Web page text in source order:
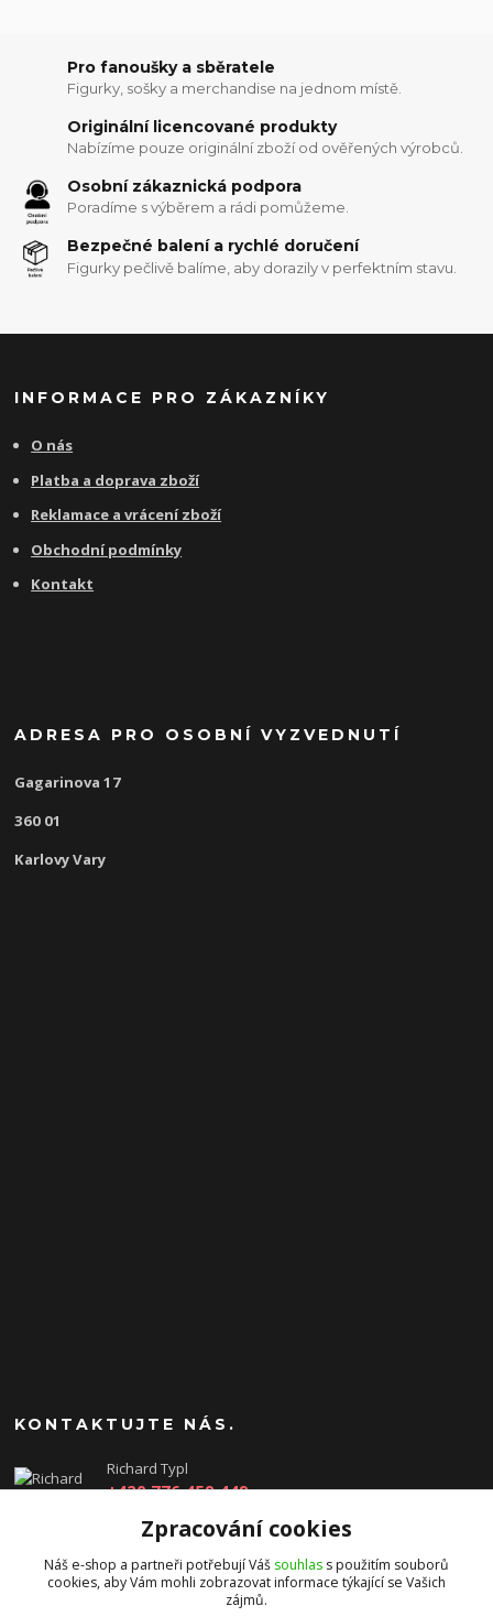
Pro fanoušky a sběratele
Figurky, sošky a merchandise na jednom místě.
Originální licencované produkty
Nabízíme pouze originální zboží od ověřených výrobců.
Osobní zákaznická podpora
Poradíme s výběrem a rádi pomůžeme.
Bezpečné balení a rychlé doručení
Figurky pečlivě balíme, aby dorazily v perfektním stavu.
INFORMACE PRO ZÁKAZNÍKY
O nás
Platba a doprava zboží
Reklamace a vrácení zboží
Obchodní podmínky
Kontakt
ADRESA PRO OSOBNÍ VYZVEDNUTÍ
Gagarinova 17
360 01
Karlovy Vary
KONTAKTUJTE NÁS.
Richard Typl
+420 776 459 449
obchod@rtgames.cz
Zpracování cookies
Náš e-shop a partneři potřebují Váš souhlas s použitím souborů
cookies, aby Vám mohli zobrazovat informace týkající se Vašich
zájmů.